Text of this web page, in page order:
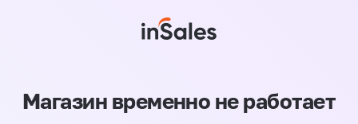
Магазин временно не работает